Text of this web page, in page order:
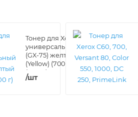
Тонер для Xerox
универсальный
(GX-75) желтый
(Yellow) (700 г)
(GALA)
/шт